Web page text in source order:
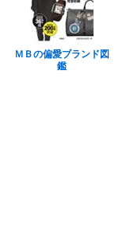
ＭＢの偏愛ブランド図
鑑